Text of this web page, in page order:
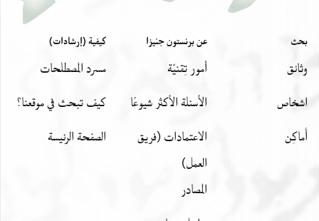
بحث
وثائق
اشخاص
أَماكِن
عن برنستون جنيزا
أمور تِقنيّة
الأسئلة الأكثر شيوعًا
الاعتمادات (فريق
العمل)
المصادر
كيفية (إرشادات)
مسرد المصطلحات
كيف تبحث في موقعنا؟
الصفحة الرئيسة